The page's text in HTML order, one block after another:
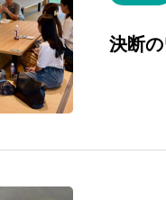
決断